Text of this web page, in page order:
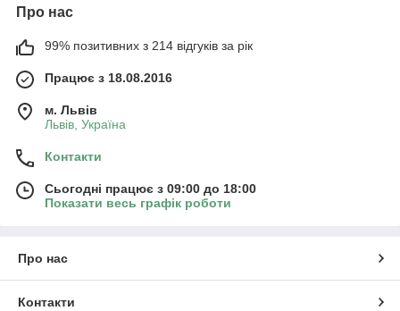
Про нас
99% позитивних з 214 відгуків за рік
Працює з 18.08.2016
м. Львів
Львів, Україна
Контакти
Сьогодні працює з 09:00 до 18:00
Показати весь графік роботи
Про нас
Контакти